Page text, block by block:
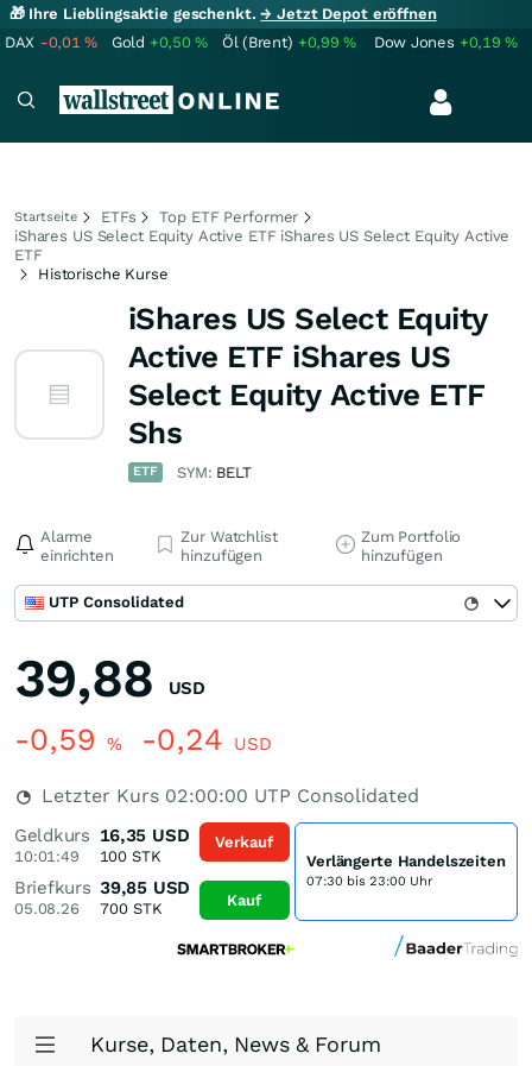
🎁 Ihre Lieblingsaktie geschenkt.→ Jetzt Depot eröffnen
DAX -0,01% Gold +0,50% Öl (Brent) +0,99% Dow Jones +0,19%
Startseite ETFs
Top ETF Performer
iShares US Select Equity Active ETF iShares US Select Equity Active
ETF
Historische Kurse
iShares US Select Equity
Active ETF iShares US
Select Equity Active ETF
Shs
ETF SYM: BELT
Alarme
einrichten
Zur Watchlist
hinzufügen
Zum Portfolio
hinzufügen
UTP Consolidated
39,88 USD
-0,59 % -0,24 USD
Letzter Kurs 02:00:00 UTP Consolidated
Geldkurs
10:01:49
16,35 USD
100 STK
Briefkurs
05.08.26
39,85 USD
700STK
Verkauf
Kauf
Verlängerte Handelszeiten
07:30 bis 23:00 Uhr
Kurse, Daten, News & Forum